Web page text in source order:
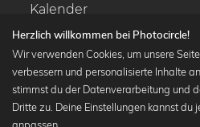
Kalender
Beliebte Kollektionen
Wandbilder in schwarz-
Herzlich willkommen bei Photocircle!
Wir verwenden Cookies, um unsere
verbessern und personalisierte Inhalte
stimmst du der Datenverarbeitung und
Dritte zu. Deine Einstellungen kannst du